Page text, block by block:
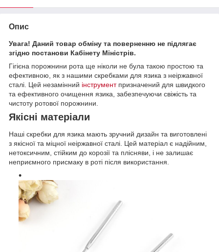
Опис
Увага! Даний товар обміну та поверненню не підлягає
згідно постанови Кабінету Міністрів.
Гігієна порожнини рота ще ніколи не була такою простою та
ефективною, як з нашими скребками для язика з неіржавної
сталі. Цей незамінний інструментпризначений для швидкого
та ефективного очищення язика, забезпечуючи свіжість та
чистоту ротової порожнини.
Якісні матеріали
Наші скребки для язика мають зручний дизайн та виготовлені
з якісної та міцної неіржавної сталі. Цей матеріал є надійним,
нетоксичним, стійким до корозії та плісняви, і не залишає
неприємного присмаку в роті після використання.